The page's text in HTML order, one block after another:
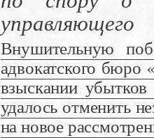
управляющего
Внушительную
адвокатского бюро
взыскании
удалось отменить
на новое